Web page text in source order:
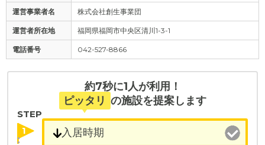
運営事業者名 株式会社創生事業団
運営者所在地 福岡県福岡市中央区清川1-3-1
電話番号 042-527-8866
約7秒に1人が利用！
ピッタリ の施設を提案します
STEP
1